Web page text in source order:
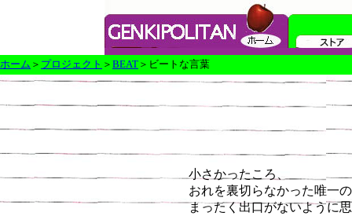
ホーム ＞ プロジェクト ＞ BEAT ＞ビートな言葉
小さかったころ、
おれを裏切らなかった唯一
まったく出口がないように